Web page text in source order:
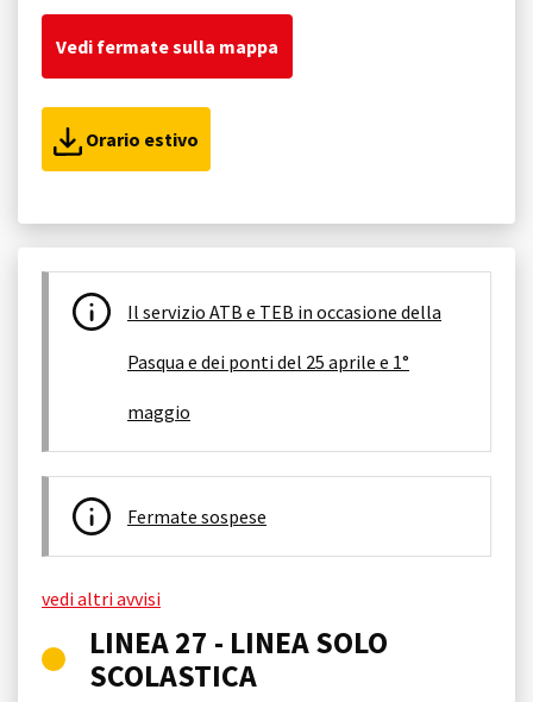
Vedi fermate sulla mappa
Orario estivo
Il servizio ATB e TEB in occasione della
Pasqua e dei ponti del 25 aprile e 1°
maggio
Fermate sospese
vedi altri avvisi
LINEA 27 - LINEA SOLO
SCOLASTICA